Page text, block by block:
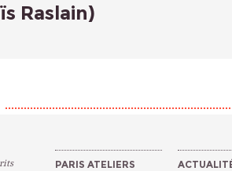
Raslain)
PARIS ATELIERS